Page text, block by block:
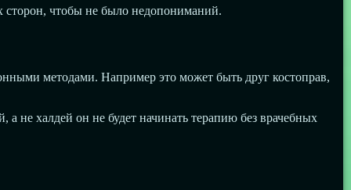
сторон, чтобы не было недопониманий.
методами. Например это может быть друг костоправ,
не халдей он не будет начинать терапию без врачебных